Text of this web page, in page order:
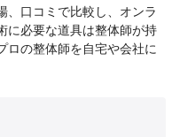
、口コミで比較し、オンラ
に必要な道具は整体師が持
ロの整体師を自宅や会社に